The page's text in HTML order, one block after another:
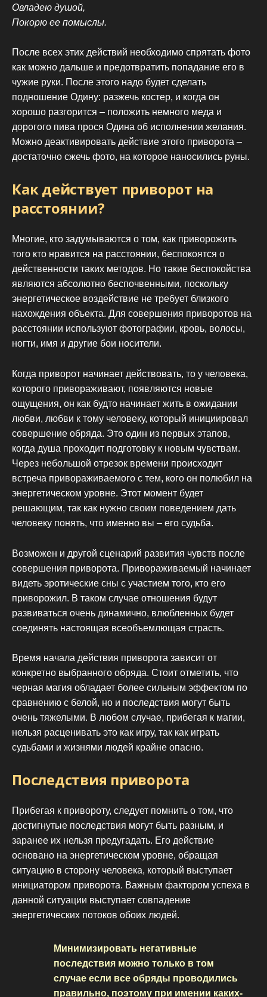
Овладею душой,
Покорю ее помыслы.
После всех этих действий необходимо спрятать фото
как можно дальше и предотвратить попадание его в
чужие руки. После этого надо будет сделать
подношение Одину: разжечь костер, и когда он
хорошо разгорится – положить немного меда и
дорогого пива прося Одина об исполнении желания.
Можно деактивировать действие этого приворота –
достаточно сжечь фото, на которое наносились руны.
Как действует приворот на
расстоянии?
Многие, кто задумываются о том, как приворожить
того кто нравится на расстоянии, беспокоятся о
действенности таких методов. Но такие беспокойства
являются абсолютно беспочвенными, поскольку
энергетическое воздействие не требует близкого
нахождения объекта. Для совершения приворотов на
расстоянии используют фотографии, кровь, волосы,
ногти, имя и другие бои носители.
Когда приворот начинает действовать, то у человека,
которого привораживают, появляются новые
ощущения, он как будто начинает жить в ожидании
любви, любви к тому человеку, который инициировал
совершение обряда. Это один из первых этапов,
когда душа проходит подготовку к новым чувствам.
Через небольшой отрезок времени происходит
встреча привораживаемого с тем, кого он полюбил на
энергетическом уровне. Этот момент будет
решающим, так как нужно своим поведением дать
человеку понять, что именно вы – его судьба.
Возможен и другой сценарий развития чувств после
совершения приворота. Привораживаемый начинает
видеть эротические сны с участием того, кто его
приворожил. В таком случае отношения будут
развиваться очень динамично, влюбленных будет
соединять настоящая всеобъемлющая страсть.
Время начала действия приворота зависит от
конкретно выбранного обряда. Стоит отметить, что
черная магия обладает более сильным эффектом по
сравнению с белой, но и последствия могут быть
очень тяжелыми. В любом случае, прибегая к магии,
нельзя расценивать это как игру, так как играть
судьбами и жизнями людей крайне опасно.
Последствия приворота
Прибегая к привороту, следует помнить о том, что
достигнутые последствия могут быть разным, и
заранее их нельзя предугадать. Его действие
основано на энергетическом уровне, обращая
ситуацию в сторону человека, который выступает
инициатором приворота. Важным фактором успеха в
данной ситуации выступает совпадение
энергетических потоков обоих людей.
Минимизировать негативные
последствия можно только в том
случае если все обряды проводились
правильно, поэтому при имении каких-